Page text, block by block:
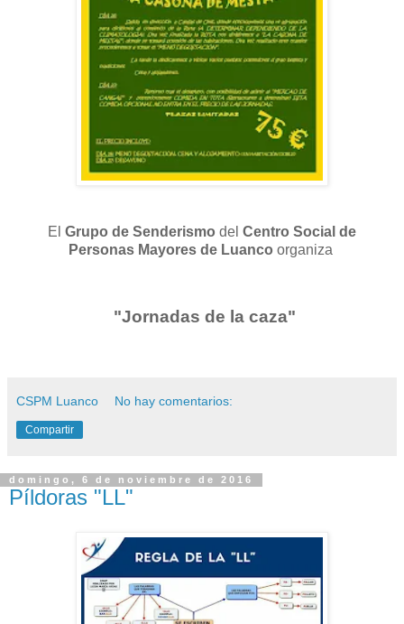
El Grupo de Senderismo del Centro Social de
Personas Mayores de Luanco organiza
"Jornadas de la caza"
CSPM Luanco No hay comentarios:
Compartir
domingo, 6 de noviembre de 2016
Píldoras "LL"